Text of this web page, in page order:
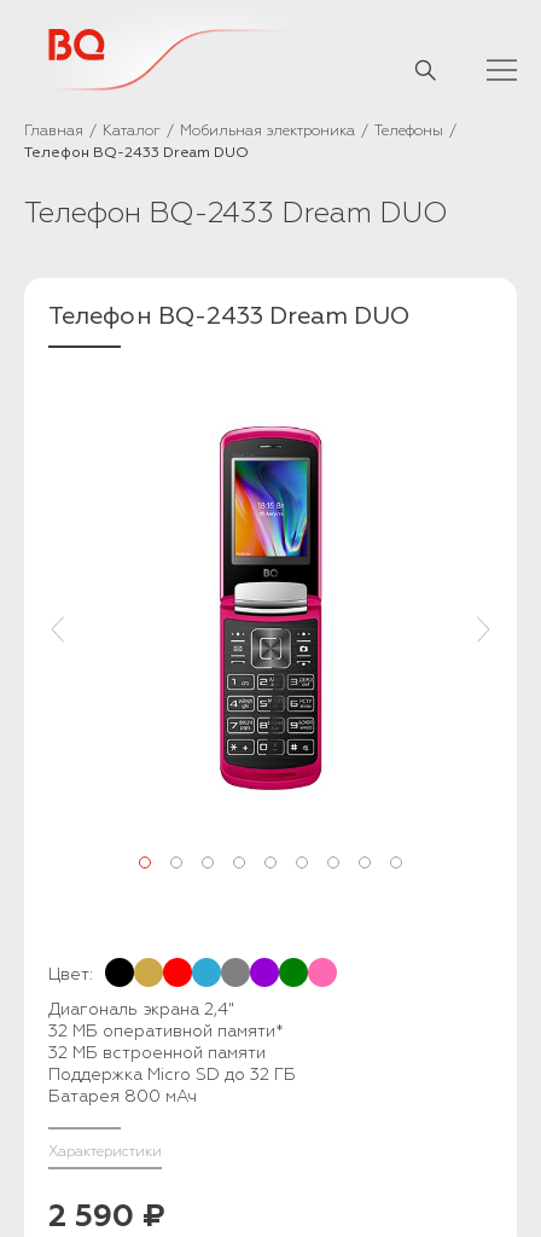
Главная Каталог Мобильная электроника
Телефоны
Телефон BQ-2433 Dream DUO
Телефон BQ-2433 Dream DUO
Телефон BQ-2433 Dream DUO
Цвет:
Диагональ экрана 2,4"
32 МБ оперативной памяти*
32 МБ встроенной памяти
Поддержка Micro SD до 32 ГБ
Батарея 800 мАч
Характеристики
2 590 ₽